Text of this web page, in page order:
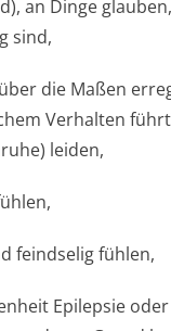
an Dinge
sind,
die Maßen
Verhalten
leiden,
feindselig fühlen,
Epilepsie